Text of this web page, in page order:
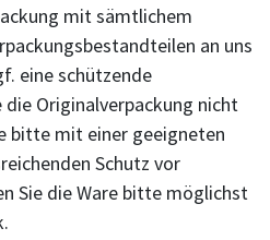
mit sämtlichem
an uns
eine schützende
die Originalverpackung nicht
bitte mit einer geeigneten
Schutz vor
Sie die Ware bitte möglichst